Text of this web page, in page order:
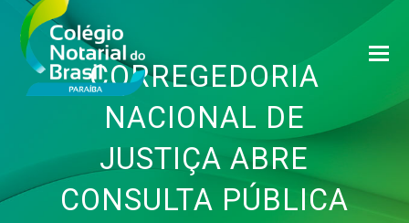
CORREGEDORIA
NACIONAL DE
JUSTIÇA ABRE
CONSULTA PÚBLICA